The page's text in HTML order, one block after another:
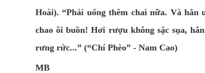
Hoài). “Phải uống thêm chai nữa. Và
chao ôi buồn! Hơi rượu không sặc sụa,
rưng rức...” (“Chí Phèo” - Nam Cao)
MB